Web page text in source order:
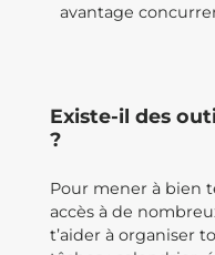
avantage
Existe-il des
?
Pour mener à bien
accès à de
t’aider à organiser